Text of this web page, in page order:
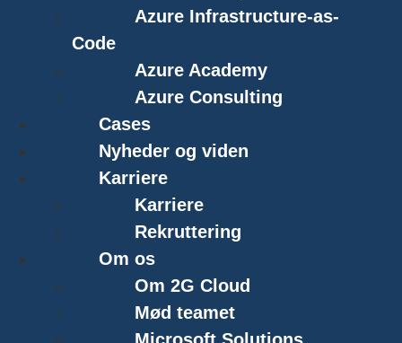
Azure Infrastructure-as-
Code
Azure Academy
Azure Consulting
Cases
Nyheder og viden
Karriere
Karriere
Rekruttering
Om os
Om 2G Cloud
Mød teamet
Microsoft Solutions